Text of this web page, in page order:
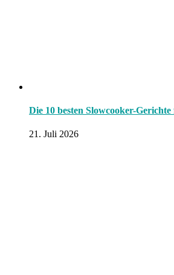
Die 10 besten Slowcooker-
21. Juli 2026